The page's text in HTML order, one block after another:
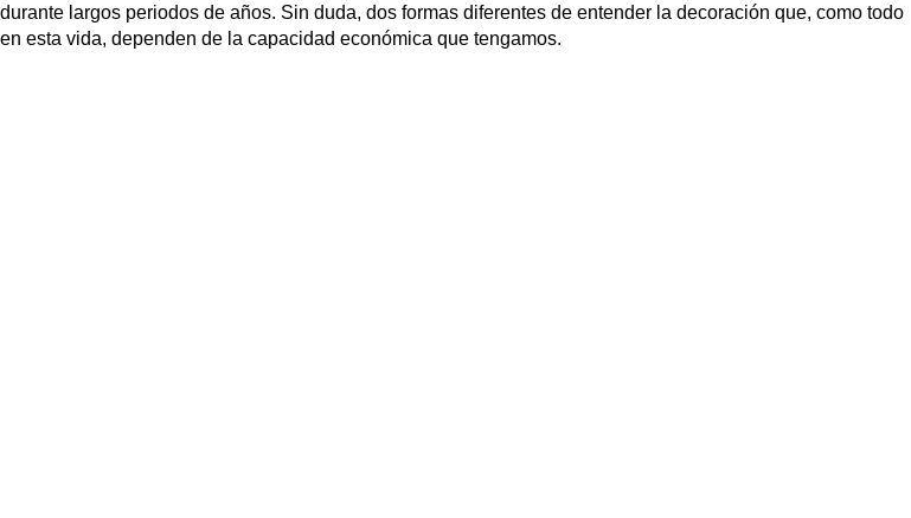
durante largos periodos de años. Sin duda, dos formas diferentes de entender la decoración que, como todo
en esta vida, dependen de la capacidad económica que tengamos.